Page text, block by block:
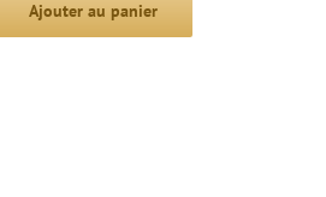
Ajouter au panier